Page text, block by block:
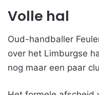
Volle hal
Oud-handballer
over het Limburgse
nog maar een paar